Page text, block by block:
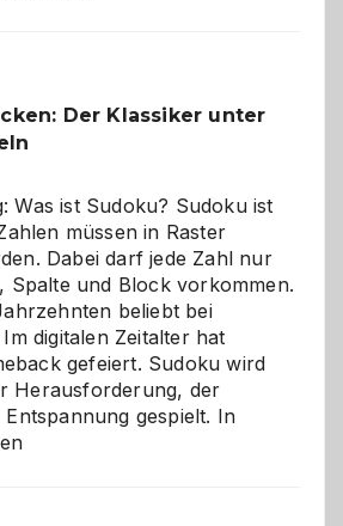
Der Klassiker unter
Was ist Sudoku? Sudoku ist
müssen in Raster
Dabei darf jede Zahl nur
Spalte und Block vorkommen.
beliebt bei
digitalen Zeitalter hat
gefeiert. Sudoku wird
Herausforderung, der
gespielt. In